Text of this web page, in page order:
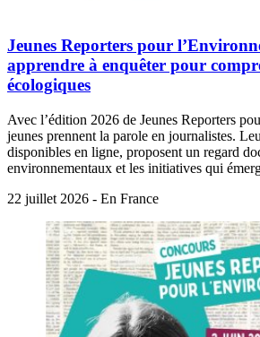
Jeunes Reporters pour
apprendre à enquêter pour
écologiques
Avec l’édition 2026 de Jeunes Reporters
jeunes prennent la parole en journalistes.
disponibles en ligne, proposent un regard
environnementaux et les initiatives qui
22 juillet 2026 - En France